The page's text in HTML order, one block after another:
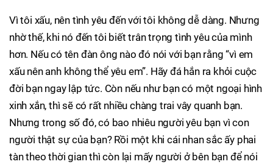
Vì tôi xấu, nên tình yêu đến với tôi không dễ dàng. Nhưng
nhờ thế, khi nó đến tôi biết trân trọng tình yêu của mình
hơn. Nếu có tên đàn ông nào đó nói với bạn rằng “vì em
xấu nên anh không thể yêu em”. Hãy đá hắn ra khỏi cuộc
đời bạn ngay lập tức. Còn nếu như bạn có một ngoại hình
xinh xắn, thì sẽ có rất nhiều chàng trai vây quanh bạn.
Nhưng trong số đó, có bao nhiêu người yêu bạn vì con
người thật sự của bạn? Rồi một khi cái nhan sắc ấy phai
tàn theo thời gian thì còn lại mấy người ở bên bạn để nói